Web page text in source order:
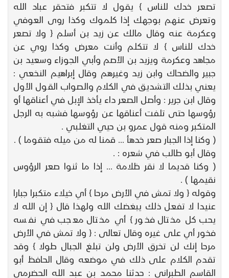
تصعر خدك للناس } يقول لا تتكبر فتحقر عباد الله
وتعرض عنهم بوجهك إذا كلموك وكذا روى العوفي
وعكرمة عنه وقال مالك عن زيد بن أسلم { ولا تصعر
خدك للناس } لا تتكلم وأنت معرض وكذا روي عن
مجاهد وعكرمة ويزيد بن الأصم وأبي الجوزاء وسعيد بن
جبير والضحاك وابن زيد وغيرهم وقال إبراهيم النخعي :
يعني بذلك التشديق في الكلام والصواب القول الأول
وقال ابن جرير : وأصل الصعر داء يأخذ الإبل في أعناقها أو
رؤوسها حتى تلفت أعناقها عن رؤوسها فشبه به الرجل
المتكبر ومنه قول عمرو بن حيي التغلبي .
( وكنا إذا الجبار صعر خدهأ ... قمنا له من ميله فتقوما ) .
وقال أبو طالب في شعره : .
( وكنا قديما لا نقر ظلامة ... إذا ما ثنوا صعر الرؤوس
نقيمها ) .
وقوله { ولا تمش في الأرض مرحا } أي خيلاء متكبرا جبارا
عنيدا لا تفعل ذلك يبغضك الله ولهذا قال { إن الله لا
يحب كل مختال فخور } أي مختال معجب في نفسه
فخور أي على غيره وقال تعالى : { ولا تمش في الأرض
مرحا إنك لن تخرق الأرض ولن تبلغ الجبال طولا } وقد
تقدم الكلام على ذلك في موضعه وقال الحافظ أبو
القاسم الطبراني : حدثنا محمد بن عبد الله الحضرمي